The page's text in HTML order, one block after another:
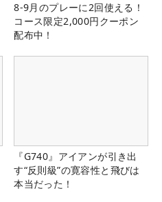
8-9月のプレーに2回使える！
コース限定2,000円クーポン
配布中！
『G740』アイアンが引き出
す“反則級”の寛容性と飛びは
本当だった！